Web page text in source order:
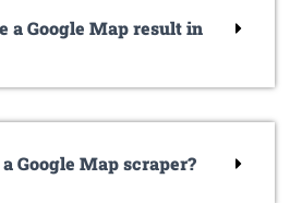
a Google Map result in
Google Map scraper?